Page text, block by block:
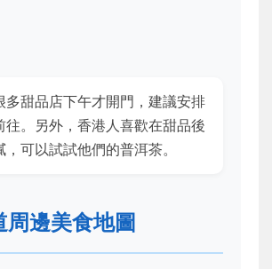
多甜品店下午才開門，建議安排
往。另外，香港人喜歡在甜品後
可以試試他們的普洱茶。
周邊美食地圖